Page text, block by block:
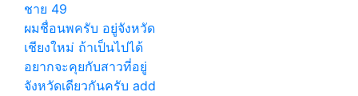
ชาย 49
ผมชื่อนพครับ อยู่จังหวัด
เชียงใหม่ ถ้าเป็นไปได้
อยากจะคุยกับสาวที่อยู่
จังหวัดเดียวกันครับ add